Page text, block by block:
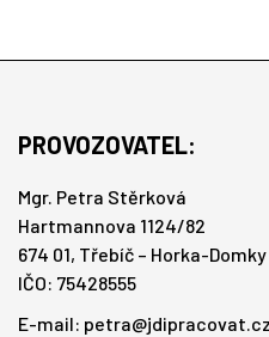
PROVOZOVATEL:
Mgr. Petra Stěrková
Hartmannova 1124/82
674 01, Třebíč – Horka-Domky
IČO: 75428555
E-mail: petra@jdipracovat.cz